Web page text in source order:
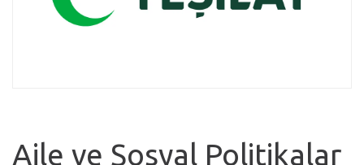
Aile ve Sosyal Politikalar